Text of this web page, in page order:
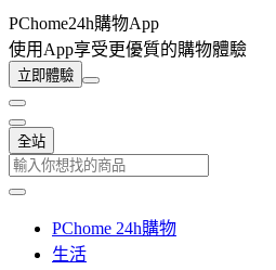
PChome24h購物App
使用App享受更優質的購物體驗
立即體驗
全站
PChome 24h購物
生活